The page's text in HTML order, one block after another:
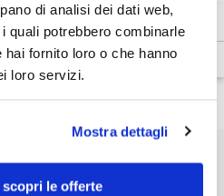
di analisi dei dati web,
quali potrebbero combinarle
fornito loro o che hanno
loro servizi.
Mostra dettagli
scopri le offerte